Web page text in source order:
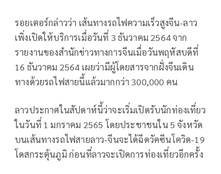
รอยเตอร์กล่าวว่า เส้นทางรถไฟความเร็วสูงจีน-ลาว
เพิ่งเปิดให้บริการเมื่อวันที่ 3 ธันวาคม 2564 จาก
รายงานของสำนักข่าวทางการจีนเมื่อวันพฤหัสบดีที่
16 ธันวาคม 2564 เผยว่ามีผู้โดยสารจากฝั่งจีนเดิน
ทางด้วยรถไฟสายนี้แล้วมากกว่า 300,000 คน
ลาวประกาศในสัปดาห์นี้ว่าจะเริ่มเปิดรับนักท่องเที่ยว
ในวันที่ 1 มกราคม 2565 โดยประชาชนใน 5 จังหวัด
บนเส้นทางรถไฟสายลาว-จีนจะได้ฉีดวัคซีนโควิด-19
โดสกระตุ้นภูมิ ก่อนที่ลาวจะเปิดการท่องเที่ยวอีกครั้ง